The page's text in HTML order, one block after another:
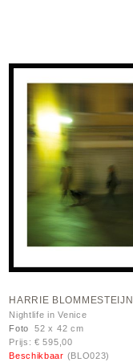
HARRIE BLOMMESTEIJN
Nightlife in Venice
Foto 52 x 42 cm
Prijs: € 595,00
Beschikbaar (BLO023)